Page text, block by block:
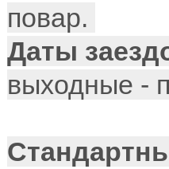
повар.
Даты
выходные -